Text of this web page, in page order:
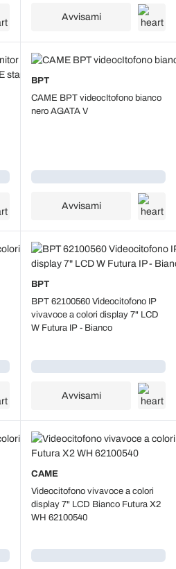
Avvisami
BPT
CAME BPT videocItofono bianco
nero AGATA V
Avvisami
BPT
BPT 62100560 Videocitofono IP
vivavoce a colori display 7" LCD
W Futura IP - Bianco
Avvisami
CAME
Videocitofono vivavoce a colori
display 7" LCD Bianco Futura X2
WH 62100540